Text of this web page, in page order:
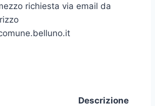
richiesta via email da
Descrizione